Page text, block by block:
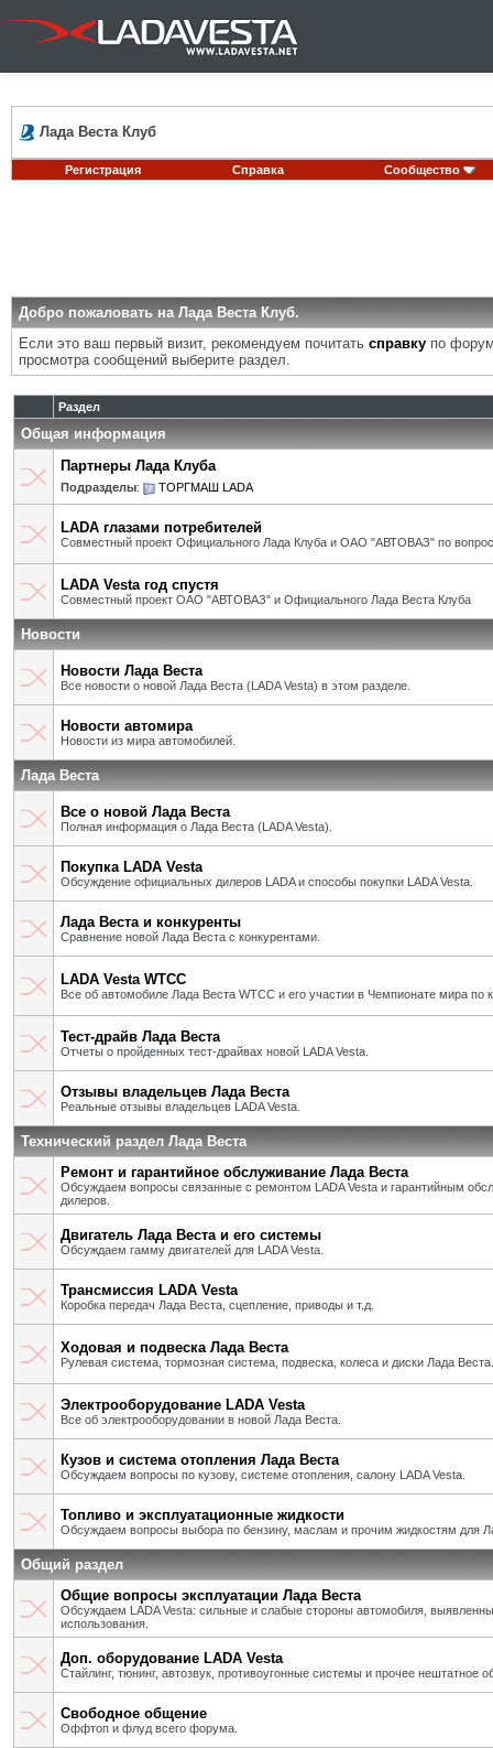
Лада Веста Клуб
Регистрация Справка Сообщество
Добро пожаловать на Лада Веста Клуб.
Если это ваш первый визит, рекомендуем почитать справку по
просмотра сообщений выберите раздел.
Раздел
Общая информация
Партнеры Лада Клуба
Подразделы: ТОРГМАШ LADA
LADA глазами потребителей
Совместный проект Официального Лада Клуба и ОАО "АВТОВАЗ" по
LADA Vesta год спустя
Совместный проект ОАО "АВТОВАЗ" и Официального Лада Веста Клуба
Новости
Новости Лада Веста
Все новости о новой Лада Веста (LADA Vesta) в этом разделе.
Новости автомира
Новости из мира автомобилей.
Лада Веста
Все о новой Лада Веста
Полная информация о Лада Веста (LADA Vesta).
Покупка LADA Vesta
Обсуждение официальных дилеров LADA и способы покупки LADA Vesta.
Лада Веста и конкуренты
Сравнение новой Лада Веста с конкурентами.
LADA Vesta WTCC
Все об автомобиле Лада Веста WTCC и его участии в Чемпионате мира по
Тест-драйв Лада Веста
Отчеты о пройденных тест-драйвах новой LADA Vesta.
Отзывы владельцев Лада Веста
Реальные отзывы владельцев LADA Vesta.
Технический раздел Лада Веста
Ремонт и гарантийное обслуживание Лада Веста
Обсуждаем вопросы связанные с ремонтом LADA Vesta и гарантийным
дилеров.
Двигатель Лада Веста и его системы
Обсуждаем гамму двигателей для LADA Vesta.
Трансмиссия LADA Vesta
Коробка передач Лада Веста, сцепление, приводы и т.д.
Ходовая и подвеска Лада Веста
Рулевая система, тормозная система, подвеска, колеса и диски Лада Веста.
Электрооборудование LADA Vesta
Все об электрооборудовании в новой Лада Веста.
Кузов и система отопления Лада Веста
Обсуждаем вопросы по кузову, системе отопления, салону LADA Vesta.
Топливо и эксплуатационные жидкости
Обсуждаем вопросы выбора по бензину, маслам и прочим жидкостям для
Общий раздел
Общие вопросы эксплуатации Лада Веста
Обсуждаем LADA Vesta: сильные и слабые стороны автомобиля,
использования.
Доп. оборудование LADA Vesta
Стайлинг, тюнинг, автозвук, противоугонные системы и прочее нештатное
Свободное общение
Оффтоп и флуд всего форума.